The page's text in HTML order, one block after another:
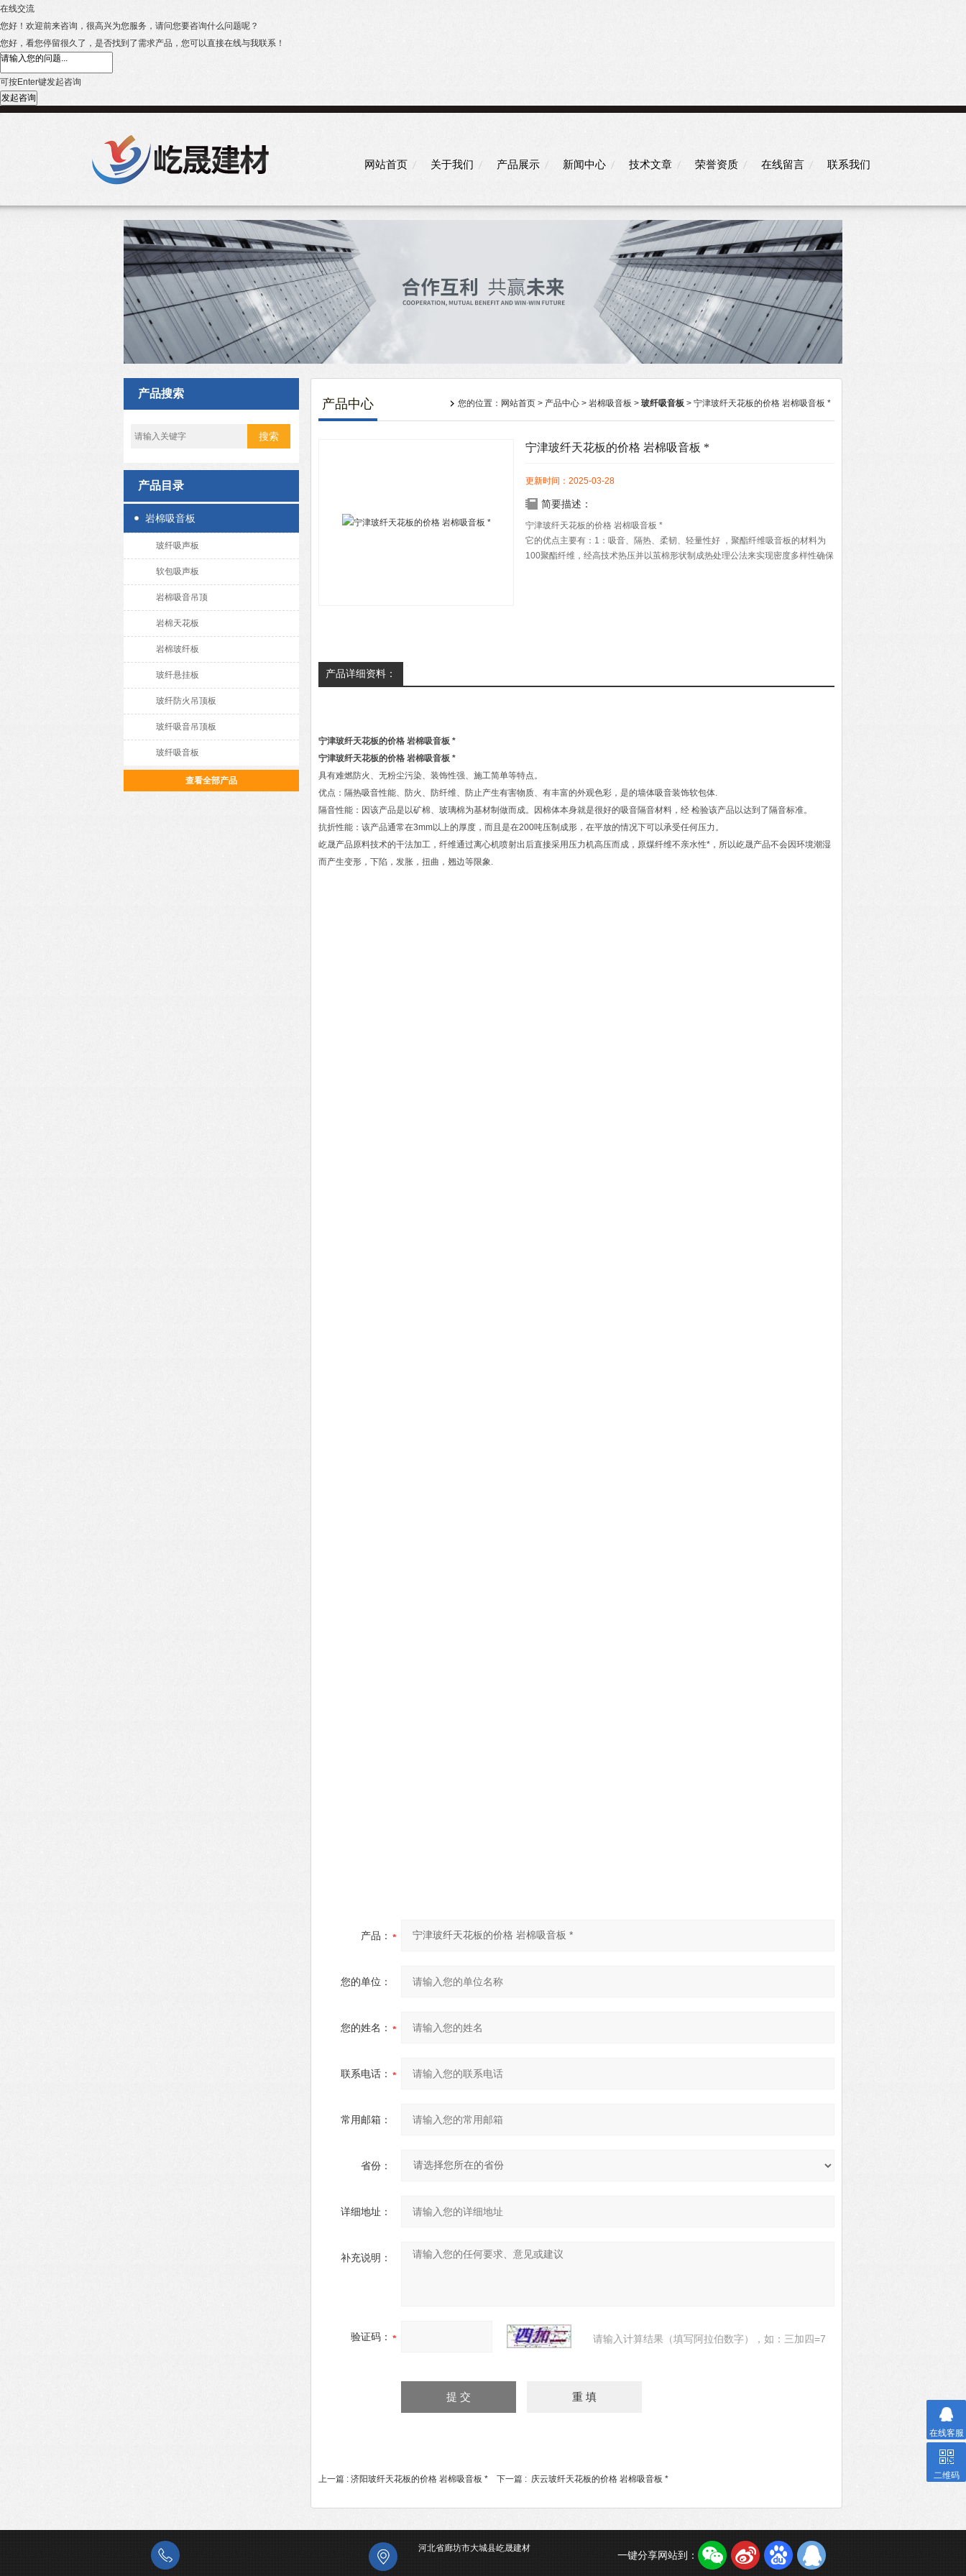
在线交流
您好！欢迎前来咨询，很高兴为您服务，请问您要咨询什么问题呢？
您好，看您停留很久了，是否找到了需求产品，您可以直接在线与我联系！
可按Enter键发起咨询
发起咨询
网站首页 关于我们 产品展示 新闻中心 技术文章 荣誉资质 在线留言 联系我们
产品搜索
产品目录
岩棉吸音板
玻纤吸声板
软包吸声板
岩棉吸音吊顶
岩棉天花板
岩棉玻纤板
玻纤悬挂板
玻纤防火吊顶板
玻纤吸音吊顶板
玻纤吸音板
查看全部产品
产品中心 您的位置： 网站首页 > 产品中心 > 岩棉吸音板 > 玻纤吸音板 > 宁津玻纤天花板的价格 岩棉吸音板 *
宁津玻纤天花板的价格 岩棉吸音板 *
更新时间：2025-03-28
简要描述：
宁津玻纤天花板的价格 岩棉吸音板 *
它的优点主要有：1：吸音、隔热、柔韧、轻量性好 ，聚酯纤维吸音板的材料为
100聚酯纤维，经高技术热压并以茧棉形状制成热处理公法来实现密度多样性确保
产品详细资料：
宁津玻纤天花板的价格 岩棉吸音板 *
宁津玻纤天花板的价格 岩棉吸音板 *
具有难燃防火、无粉尘污染、装饰性强、施工简单等特点。
优点：隔热吸音性能、防火、防纤维、防止产生有害物质、有丰富的外观色彩，是的墙体吸音装饰软包体.
隔音性能：因该产品是以矿棉、玻璃棉为基材制做而成。因棉体本身就是很好的吸音隔音材料，经 检验该产品以达到了隔音标准。
抗折性能：该产品通常在3mm以上的厚度，而且是在200吨压制成形，在平放的情况下可以承受任何压力。
屹晟产品原料技术的干法加工，纤维通过离心机喷射出后直接采用压力机高压而成，原煤纤维不亲水性*，所以屹晟产品不会因环境潮湿
而产生变形，下陷，发胀，扭曲，翘边等限象.
产品：
您的单位：
您的姓名：
联系电话：
常用邮箱：
省份：
详细地址：
补充说明：
验证码： 请输入计算结果（填写阿拉伯数字），如：三加四=7
上一篇 : 济阳玻纤天花板的价格 岩棉吸音板 * 下一篇 : 庆云玻纤天花板的价格 岩棉吸音板 *
河北省廊坊市大城县屹晟建材
一键分享网站到：
在线客服
二维码